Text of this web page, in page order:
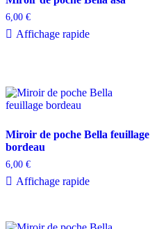
6,00 €
Affichage rapide
Miroir de poche Bella feuillage
bordeau
6,00 €
Affichage rapide